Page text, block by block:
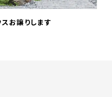
お譲りします